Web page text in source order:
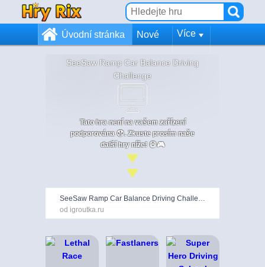
Úvodní stránka Nové Více
SeeSaw Ramp Car Balance Driving
Challenge
Tato hra není na vašem zařízení
podporována 😞. Zkuste prosím naše
další hry níže! 😄🎮
SeeSaw Ramp Car Balance Driving Challenge
od igroutka.ru